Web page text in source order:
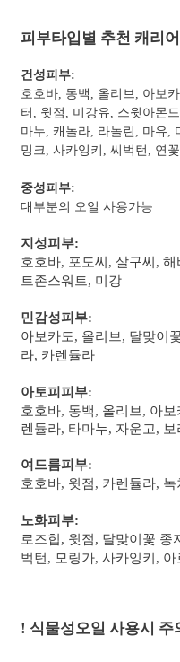
피부타입별 추천 캐리
건성피부:
호호바, 동백, 올리브, 아보
터, 윗점, 미강유, 스윗아몬
마누, 캐놀라, 라놀린, 마유,
밍크, 사카잉키, 씨벅턴, 연꽃
중성피부:
대부분의 오일 사용가능
지성피부:
호호바, 포도씨, 살구씨,
트존스워트, 미강
민감성피부:
아보카도, 올리브, 달맞이
라, 카렌듈라
아토피피부:
호호바, 동백, 올리브, 아
렌듈라, 타마누, 자운고, 보
여드름피부:
호호바, 윗점, 카렌듈라,
노화피부:
로즈힙, 윗점, 달맞이꽃 종
벅턴, 모링가, 사카잉키, 아
! 식물성오일 사용시 주